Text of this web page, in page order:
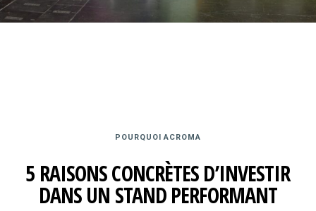
POURQUOI ACROMA
5 RAISONS CONCRÈTES D’INVESTIR
DANS UN STAND PERFORMANT